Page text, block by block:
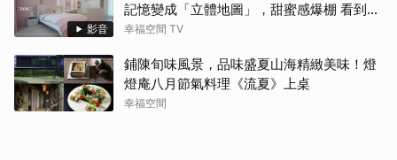
影音
記憶變成「立體地圖」，甜蜜感爆棚 看到這
間誰不嫁？！
幸福空間 TV
鋪陳旬味風景，品味盛夏山海精緻美味！燈
燈庵八月節氣料理《流夏》上桌
幸福空間